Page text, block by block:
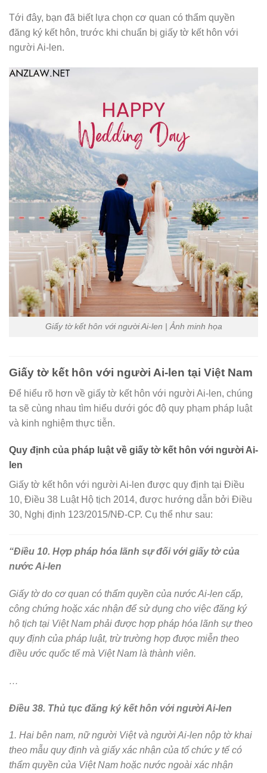
Tới đây, bạn đã biết lựa chọn cơ quan có thẩm quyền
đăng ký kết hôn, trước khi chuẩn bị giấy tờ kết hôn với
người Ai-len.
Giấy tờ kết hôn với người Ai-len | Ảnh minh họa
Giấy tờ kết hôn với người Ai-len tại Việt Nam
Để hiểu rõ hơn về giấy tờ kết hôn với người Ai-len, chúng
ta sẽ cùng nhau tìm hiểu dưới góc độ quy phạm pháp luật
và kinh nghiệm thực tiễn.
Quy định của pháp luật về giấy tờ kết hôn với người Ai-
len
Giấy tờ kết hôn với người Ai-len được quy định tại Điều
10, Điều 38 Luật Hộ tịch 2014, được hướng dẫn bởi Điều
30, Nghị định 123/2015/NĐ-CP. Cụ thể như sau:
“Điều 10. Hợp pháp hóa lãnh sự đối với giấy tờ của
nước Ai-len
Giấy tờ do cơ quan có thẩm quyền của nước Ai-len cấp,
công chứng hoặc xác nhận để sử dụng cho việc đăng ký
hộ tịch tại Việt Nam phải được hợp pháp hóa lãnh sự theo
quy định của pháp luật, trừ trường hợp được miễn theo
điều ước quốc tế mà Việt Nam là thành viên.
…
Điều 38. Thủ tục đăng ký kết hôn với người Ai-len
1. Hai bên nam, nữ người Việt và người Ai-len nộp tờ khai
theo mẫu quy định và giấy xác nhận của tổ chức y tế có
thẩm quyền của Việt Nam hoặc nước ngoài xác nhận